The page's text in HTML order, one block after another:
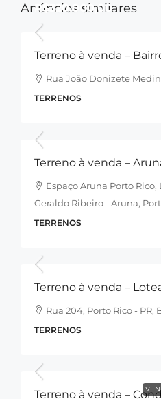
Anúncios similares
R$320.000,00
Terreno à venda –
Rua João Donizete
TERRENOS
Terreno à venda –
Espaço Aruna Porto
Geraldo Ribeiro - Aruna,
TERRENOS
Terreno à venda –
Rua 204, Porto Rico - PR,
TERRENOS
Terreno à venda –